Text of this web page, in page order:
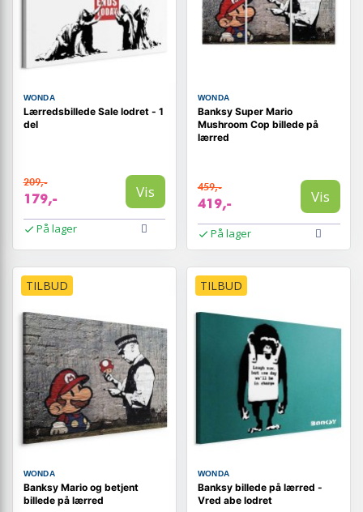
WONDA
Lærredsbillede Sale lodret - 1
del
209,-
179,- Vis
På lager
WONDA
Banksy Super Mario
Mushroom Cop billede på
lærred
459,-
419,- Vis
På lager
TILBUD
WONDA
Banksy Mario og betjent
billede på lærred
TILBUD
WONDA
Banksy billede på lærred -
Vred abe lodret